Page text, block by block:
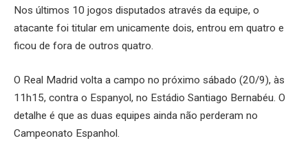
Nos últimos 10 jogos disputados através da equipe, o
atacante foi titular em unicamente dois, entrou em quatro e
ficou de fora de outros quatro.
O Real Madrid volta a campo no próximo sábado (20/9), às
11h15, contra o Espanyol, no Estádio Santiago Bernabéu. O
detalhe é que as duas equipes ainda não perderam no
Campeonato Espanhol.